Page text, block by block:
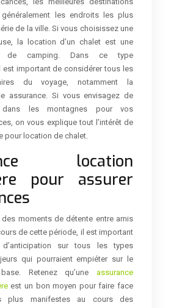
les endroits les plus
de la ville. Si vous choisissez une
la location d’un chalet est une
de camping. Dans ce type
est important de considérer tous les
du voyage, notamment la
assurance. Si vous envisagez de
dans les montagnes pour vos
on vous explique tout l’intérêt de
pour location de chalet.
location
pour assurer
moments de détente entre amis
de cette période, il est important
sur tous les types
qui pourraient empiéter sur le
Retenez qu’une assurance
est un bon moyen pour faire face
plus manifestes au cours des